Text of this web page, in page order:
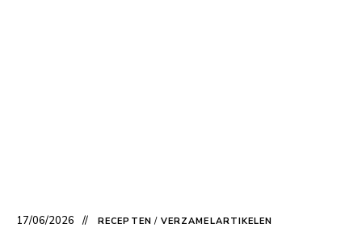
17/06/2026 RECEPTEN / VERZAMELARTIKELEN